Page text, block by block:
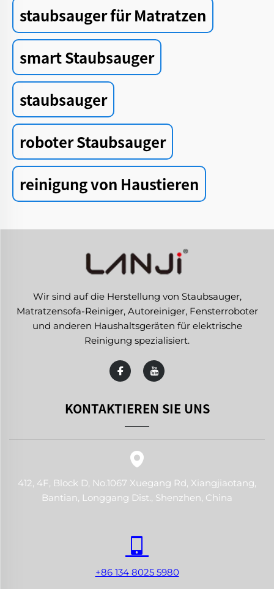
staubsauger für Matratzen
smart Staubsauger
staubsauger
roboter Staubsauger
reinigung von Haustieren
Wir sind auf die Herstellung von Staubsauger,
Matratzensofa-Reiniger, Autoreiniger, Fensterroboter
und anderen Haushaltsgeräten für elektrische
Reinigung spezialisiert.
KONTAKTIEREN SIE UNS
412, 4F, Block D, No.1067 Xuegang Rd, Xiangjiaotang,
Bantian, Longgang Dist., Shenzhen, China
+86 134 8025 5980